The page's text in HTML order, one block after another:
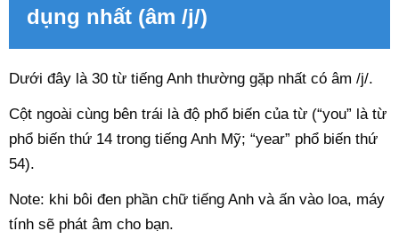
dụng nhất (âm /j/)
Dưới đây là 30 từ tiếng Anh thường gặp nhất có âm /j/.
Cột ngoài cùng bên trái là độ phổ biến của từ (“you” là từ
phổ biến thứ 14 trong tiếng Anh Mỹ; “year” phổ biến thứ
54).
Note: khi bôi đen phần chữ tiếng Anh và ấn vào loa, máy
tính sẽ phát âm cho bạn.